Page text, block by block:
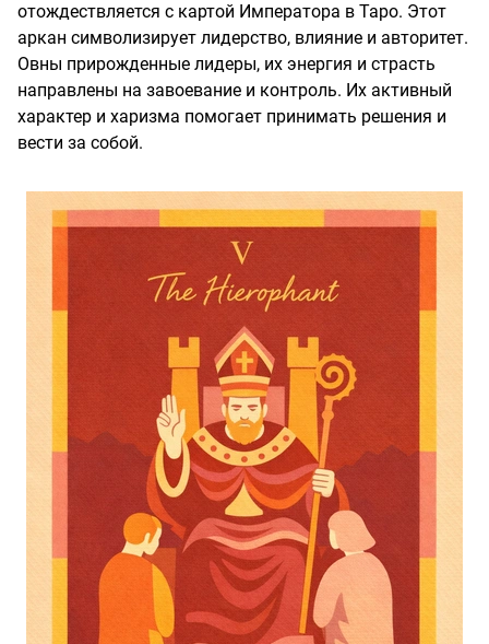
отождествляется с картой Императора в Таро. Этот
аркан символизирует лидерство, влияние и авторитет.
Овны прирожденные лидеры, их энергия и страсть
направлены на завоевание и контроль. Их активный
характер и харизма помогает принимать решения и
вести за собой.